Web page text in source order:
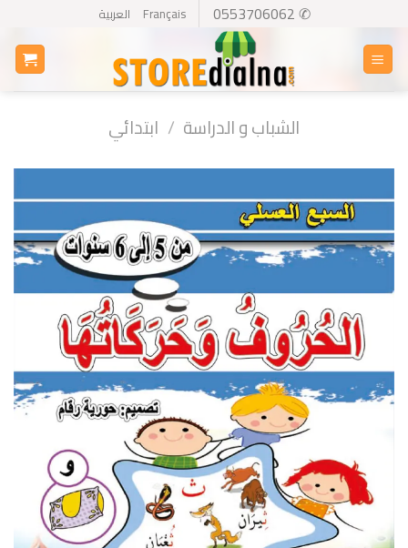
content
✆ 0553706062
Français العربية
الشباب و الدراسة / ابتدائي